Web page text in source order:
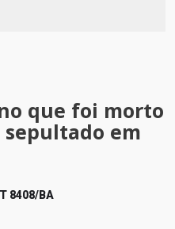
que foi morto
sepultado em
8408/BA